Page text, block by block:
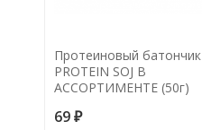
Протеиновый батончик
PROTEIN SOJ В
АССОРТИМЕНТЕ (50г)
69 ₽